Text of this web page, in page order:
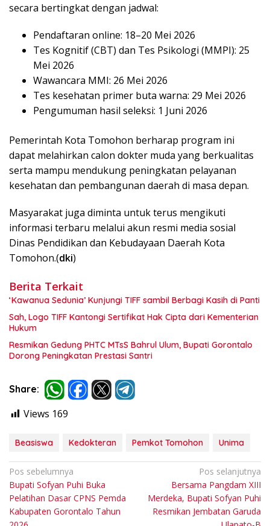
secara bertingkat dengan jadwal:
Pendaftaran online: 18–20 Mei 2026
Tes Kognitif (CBT) dan Tes Psikologi (MMPI): 25
Mei 2026
Wawancara MMI: 26 Mei 2026
Tes kesehatan primer buta warna: 29 Mei 2026
Pengumuman hasil seleksi: 1 Juni 2026
Pemerintah Kota Tomohon berharap program ini
dapat melahirkan calon dokter muda yang berkualitas
serta mampu mendukung peningkatan pelayanan
kesehatan dan pembangunan daerah di masa depan.
Masyarakat juga diminta untuk terus mengikuti
informasi terbaru melalui akun resmi media sosial
Dinas Pendidikan dan Kebudayaan Daerah Kota
Tomohon.(dki)
Berita Terkait
‘Kawanua Sedunia’ Kunjungi TIFF sambil Berbagi Kasih di Panti
Sah, Logo TIFF Kantongi Sertifikat Hak Cipta dari Kementerian
Hukum
Resmikan Gedung PHTC MTsS Bahrul Ulum, Bupati Gorontalo
Dorong Peningkatan Prestasi Santri
Share:
Views 169
Beasiswa Kedokteran Pemkot Tomohon Unima
Navigasi
pos
Pos sebelumnya
Bupati Sofyan Puhi Buka
Pelatihan Dasar CPNS Pemda
Kabupaten Gorontalo Tahun
Pos selanjutnya
Bersama Pangdam XIII
Merdeka, Bupati Sofyan Puhi
Resmikan Jembatan Garuda